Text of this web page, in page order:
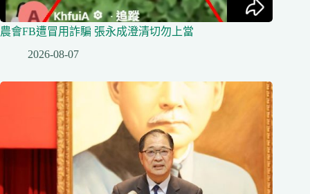
農會FB遭冒用詐騙 張永成澄清切勿上當
2026-08-07